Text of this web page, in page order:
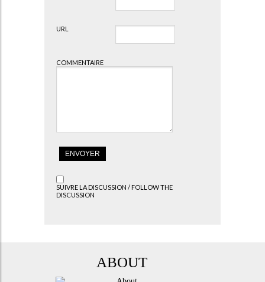
URL
COMMENTAIRE
SUIVRE LA DISCUSSION / FOLLOW THE
DISCUSSION
ABOUT